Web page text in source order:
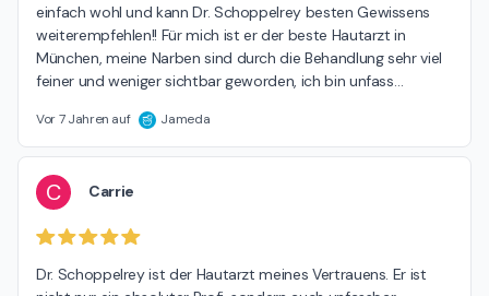
einfach wohl und kann Dr. Schoppelrey besten Gewissens
weiterempfehlen!! Für mich ist er der beste Hautarzt in
München, meine Narben sind durch die Behandlung sehr viel
feiner und weniger sichtbar geworden, ich bin unfass
Vor 7 Jahren auf Jameda
C Carrie
Dr. Schoppelrey ist der Hautarzt meines Vertrauens. Er ist